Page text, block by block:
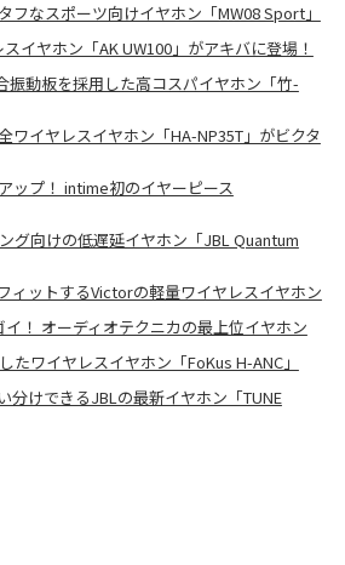
フなスポーツ向けイヤホン「MW08 Sport」
イヤホン「AK UW100」がアキバに登場！
振動板を採用した高コスパイヤホン「竹-
ワイヤレスイヤホン「HA-NP35T」がビクタ
ップ！ intime初のイヤーピース
グ向けの低遅延イヤホン「JBL Quantum
ィットするVictorの軽量ワイヤレスイヤホン
！ オーディオテクニカの最上位イヤホン
たワイヤレスイヤホン「FoKus H-ANC」
分けできるJBLの最新イヤホン「TUNE